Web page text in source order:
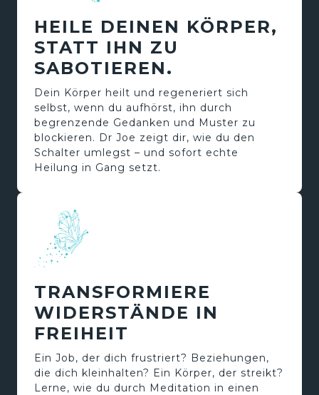
HEILE DEINEN KÖRPER,
STATT IHN ZU
SABOTIEREN.
Dein Körper heilt und regeneriert sich
selbst, wenn du aufhörst, ihn durch
begrenzende Gedanken und Muster zu
blockieren. Dr Joe zeigt dir, wie du den
Schalter umlegst – und sofort echte
Heilung in Gang setzt.
TRANSFORMIERE
WIDERSTÄNDE IN
FREIHEIT
Ein Job, der dich frustriert? Beziehungen,
die dich kleinhalten? Ein Körper, der streikt?
Lerne, wie du durch Meditation in einen